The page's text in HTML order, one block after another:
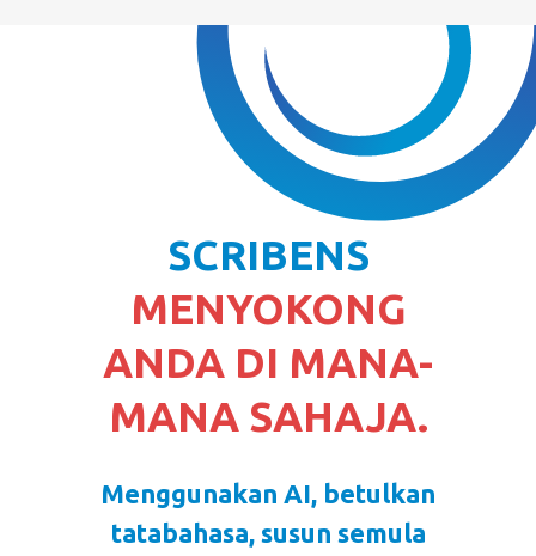
SCRIBENS
MENYOKONG
ANDA DI MANA-
MANA SAHAJA.
Menggunakan AI, betulkan
tatabahasa, susun semula